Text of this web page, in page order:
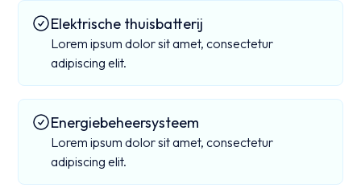
Elektrische thuisbatterij
Lorem ipsum dolor sit amet, consectetur
adipiscing elit.
Energiebeheersysteem
Lorem ipsum dolor sit amet, consectetur
adipiscing elit.